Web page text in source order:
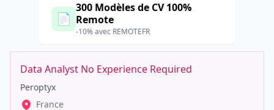
📄
300 Modèles de CV 100%
Remote
-10% avec REMOTEFR
Data Analyst No Experience Required
Peroptyx
France